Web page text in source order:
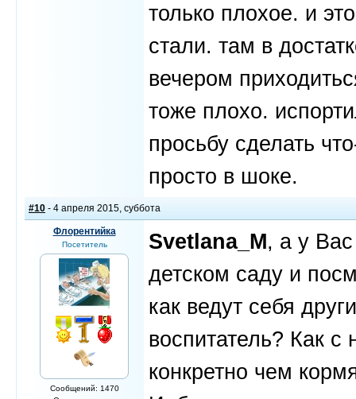
только плохое. и
стали. там в
вечером
тоже плохо.
просьбу сделать
просто в шоке.
#10 - 4 апреля 2015, суббота
Флорентийка
Посетитель
Сообщений: 1470
Svetlana_M, а у
детском саду и
как ведут себя
воспитатель? Как
конкретно чем